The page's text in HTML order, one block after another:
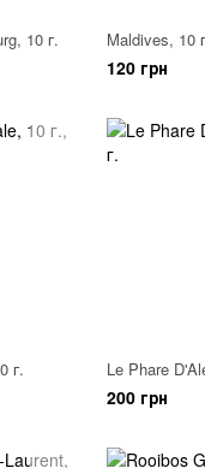
10 г. Maldives, 10
120 грн
г. Le Phare
200 грн